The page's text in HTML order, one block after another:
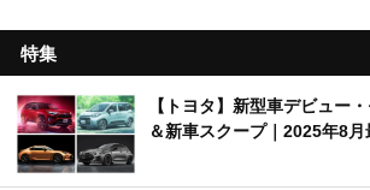
特集
【トヨタ】新型車デビュー
＆新車スクープ｜2025年8月